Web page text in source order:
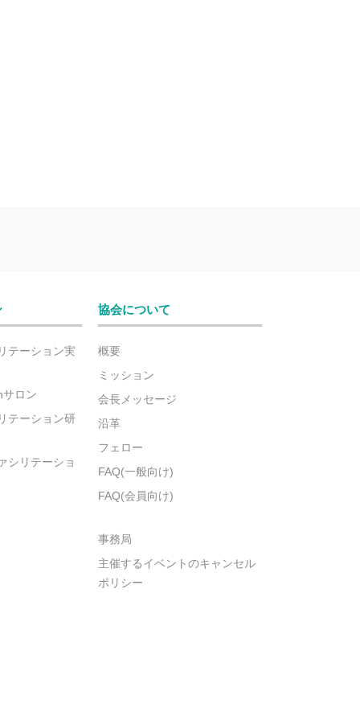
テーション実
ロン
テーション研
シリテーショ
協会について
概要
ミッション
会長メッセージ
沿革
フェロー
FAQ(一般向け)
FAQ(会員向け)
事務局
主催するイベントのキャンセル
ポリシー